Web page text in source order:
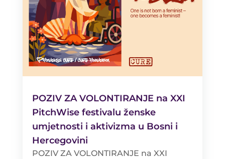
POZIV ZA VOLONTIRANJE na XXI
PitchWise festivalu ženske
umjetnosti i aktivizma u Bosni i
Hercegovini
POZIV ZA VOLONTIRANJE na XXI